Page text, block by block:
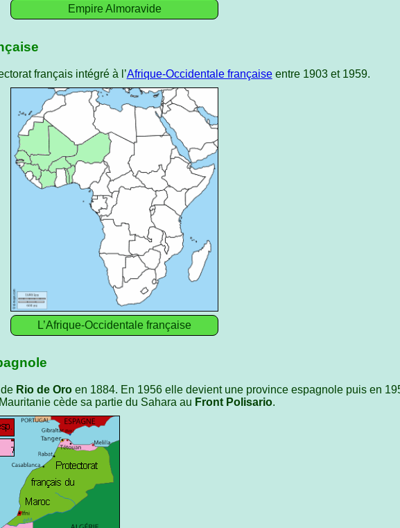
Empire Almoravide
français intégré à l’Afrique-Occidentale françaiseentre 1903 et 1959.
L’Afrique-Occidentale française
Rio de Oroen 1884. En 1956 elle devient une province espagnole puis en
cède sa partie du Sahara au Front Polisario.